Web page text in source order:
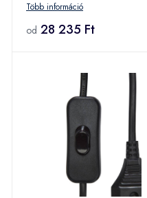
hullámüveg
Több információ
od 28 235 Ft